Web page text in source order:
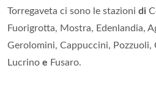
Torregaveta ci sono le stazioni di
Fuorigrotta, Mostra, Edenlandia,
Gerolomini, Cappuccini, Pozzuoli,
Lucrino e Fusaro.